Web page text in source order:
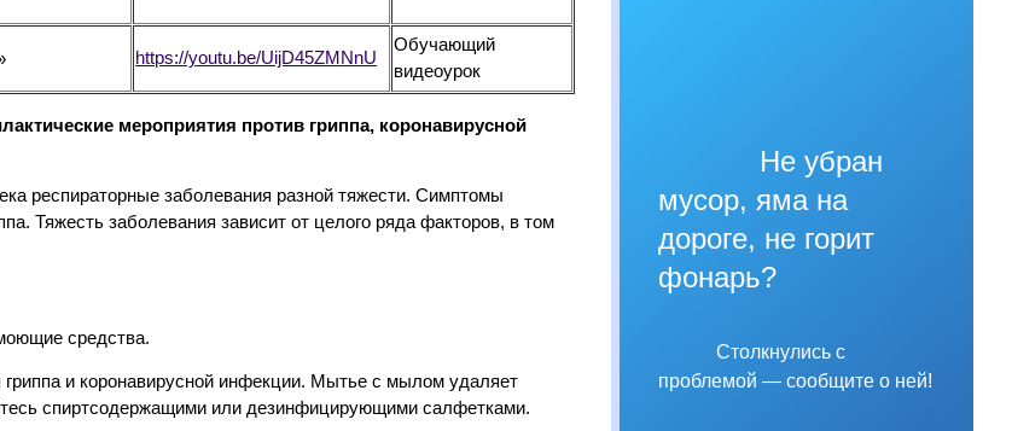
Не убран
мусор, яма на
дороге, не горит
фонарь?
Столкнулись с
проблемой — сообщите о ней!
https://youtu.be/UijD45ZMNnU
Обучающий
видеоурок
мероприятия против гриппа, коронавирусной
респираторные заболевания разной тяжести. Симптомы
Тяжесть заболевания зависит от целого ряда факторов, в том
средства.
гриппа и коронавирусной инфекции. Мытье с мылом удаляет
спиртсодержащими или дезинфицирующими салфетками.